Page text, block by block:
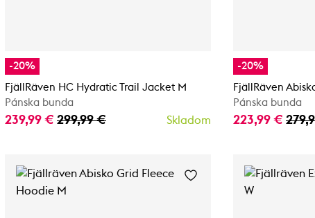
-20%
FjällRäven HC Hydratic Trail Jacket M
Pánska bunda
239,99 € 299,99 € Skladom
-20%
FjällRäven
Pánska bunda
223,99 €